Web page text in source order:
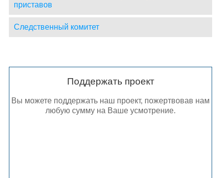
приставов
Следственный комитет
Поддержать проект
Вы можете поддержать наш проект, пожертвовав нам
любую сумму на Ваше усмотрение.